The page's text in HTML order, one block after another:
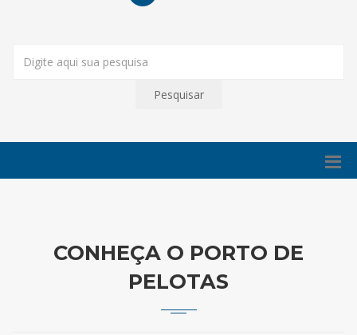
Pesquisar
CONHEÇA O PORTO DE
PELOTAS